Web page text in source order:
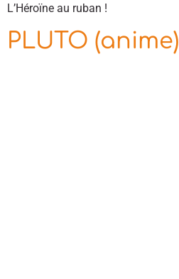
L’Héroïne au ruban !
PLUTO (anime)